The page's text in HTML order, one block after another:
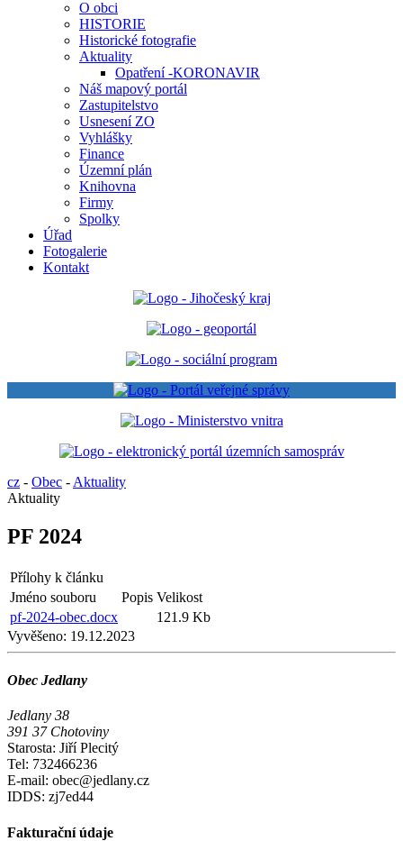
O obci
HISTORIE
Historické fotografie
Aktuality
Opatření -KORONAVIR
Náš mapový portál
Zastupitelstvo
Usnesení ZO
Vyhlášky
Finance
Územní plán
Knihovna
Firmy
Spolky
Úřad
Fotogalerie
Kontakt
cz - Obec - Aktuality
Aktuality
PF 2024
Přílohy k článku
Jméno souboru
Popis Velikost
pf-2024-obec.docx
121.9 Kb
Vyvěšeno: 19.12.2023
Obec Jedlany
Jedlany 38
391 37 Chotoviny
Starosta: Jiří Plecitý
Tel: 732466236
E-mail: obec@jedlany.cz
IDDS: zj7ed44
Fakturační údaje